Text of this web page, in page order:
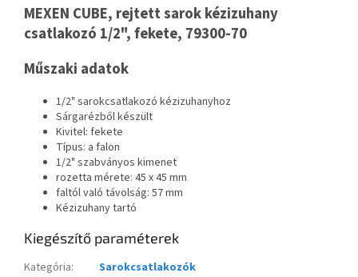
MEXEN CUBE, rejtett sarok kézizuhany
csatlakozó 1/2", fekete, 79300-70
Műszaki adatok
1/2" sarokcsatlakozó kézizuhanyhoz
Sárgarézből készült
Kivitel: fekete
Típus: a falon
1/2" szabványos kimenet
rozetta mérete: 45 x 45 mm
faltól való távolság: 57 mm
Kézizuhany tartó
Kiegészítő paraméterek
Kategória:
Sarokcsatlakozók